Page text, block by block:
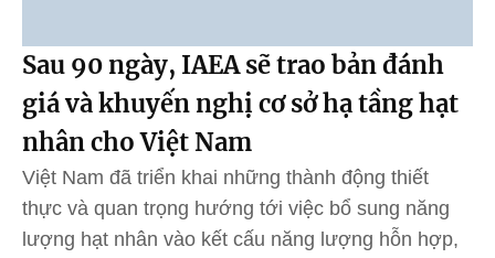
Sau 90 ngày, IAEA sẽ trao bản đánh
giá và khuyến nghị cơ sở hạ tầng hạt
nhân cho Việt Nam
Việt Nam đã triển khai những thành động thiết
thực và quan trọng hướng tới việc bổ sung năng
lượng hạt nhân vào kết cấu năng lượng hỗn hợp,